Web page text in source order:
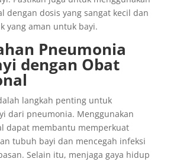
dengan dosis yang sangat kecil dan
yang aman untuk bayi.
Pneumonia
dengan Obat
langkah penting untuk
dari pneumonia. Menggunakan
dapat membantu memperkuat
tubuh bayi dan mencegah infeksi
Selain itu, menjaga gaya hidup